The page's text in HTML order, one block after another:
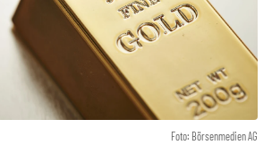
Foto: Börsenmedien AG